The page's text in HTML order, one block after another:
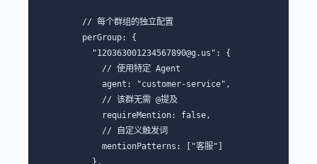
        // 每个群组的独立配置
        perGroup: {
          "120363001234567890@g.us": {
            // 使用特定 Agent
            agent: "customer-service",
            // 该群无需 @提及
            requireMention: false,
            // 自定义触发词
            mentionPatterns: ["客服"]
          },